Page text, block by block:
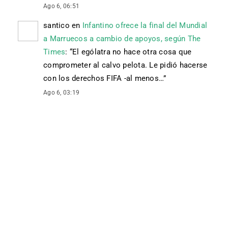
Ago 6, 06:51
santico en Infantino ofrece la final del Mundial
a Marruecos a cambio de apoyos, según The
Times: “El ególatra no hace otra cosa que
comprometer al calvo pelota. Le pidió hacerse
con los derechos FIFA -al menos…”
Ago 6, 03:19